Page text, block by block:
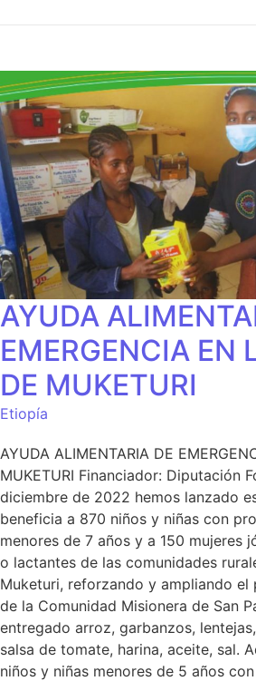
AYUDA
EMERGENCIA EN
DE MUKETURI
Etiopía
AYUDA ALIMENTARIA DE
MUKETURI Financiador: Diputación
diciembre de 2022 hemos lanzado
beneficia a 870 niños y niñas con
menores de 7 años y a 150 mujeres
o lactantes de las comunidades
Muketuri, reforzando y ampliando el
de la Comunidad Misionera de San
entregado arroz, garbanzos,
salsa de tomate, harina, aceite, sal.
niños y niñas menores de 5 años